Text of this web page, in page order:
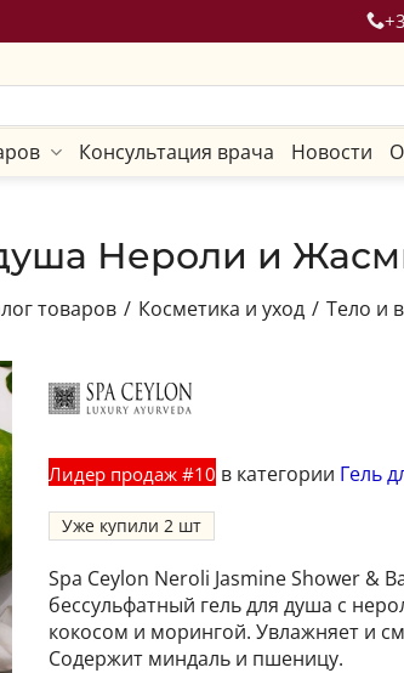
Консультация врача Новости
Нероли и
товаров / Косметика и уход / Тело и
Лидер продаж #10 в категории Гель
Уже купили 2
Spa Ceylon Neroli Jasmine Shower &
бессульфатный гель для душа с
кокосом и морингой. Увлажняет и
Содержит миндаль и пшеницу.